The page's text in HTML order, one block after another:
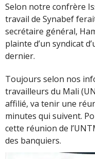
Selon notre confrère
travail de Synabef
secrétaire général,
plainte d’un syndicat
dernier.
Toujours selon nos
travailleurs du Mali
affilié, va tenir une
minutes qui suivent.
cette réunion de
des banquiers.